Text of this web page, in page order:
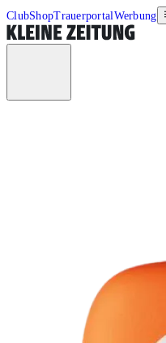
ClubShopTrauerportalWerbung